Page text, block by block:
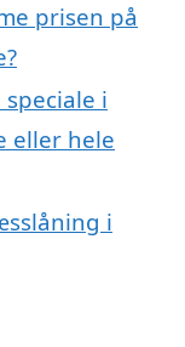
prisen på
i
eller hele
i